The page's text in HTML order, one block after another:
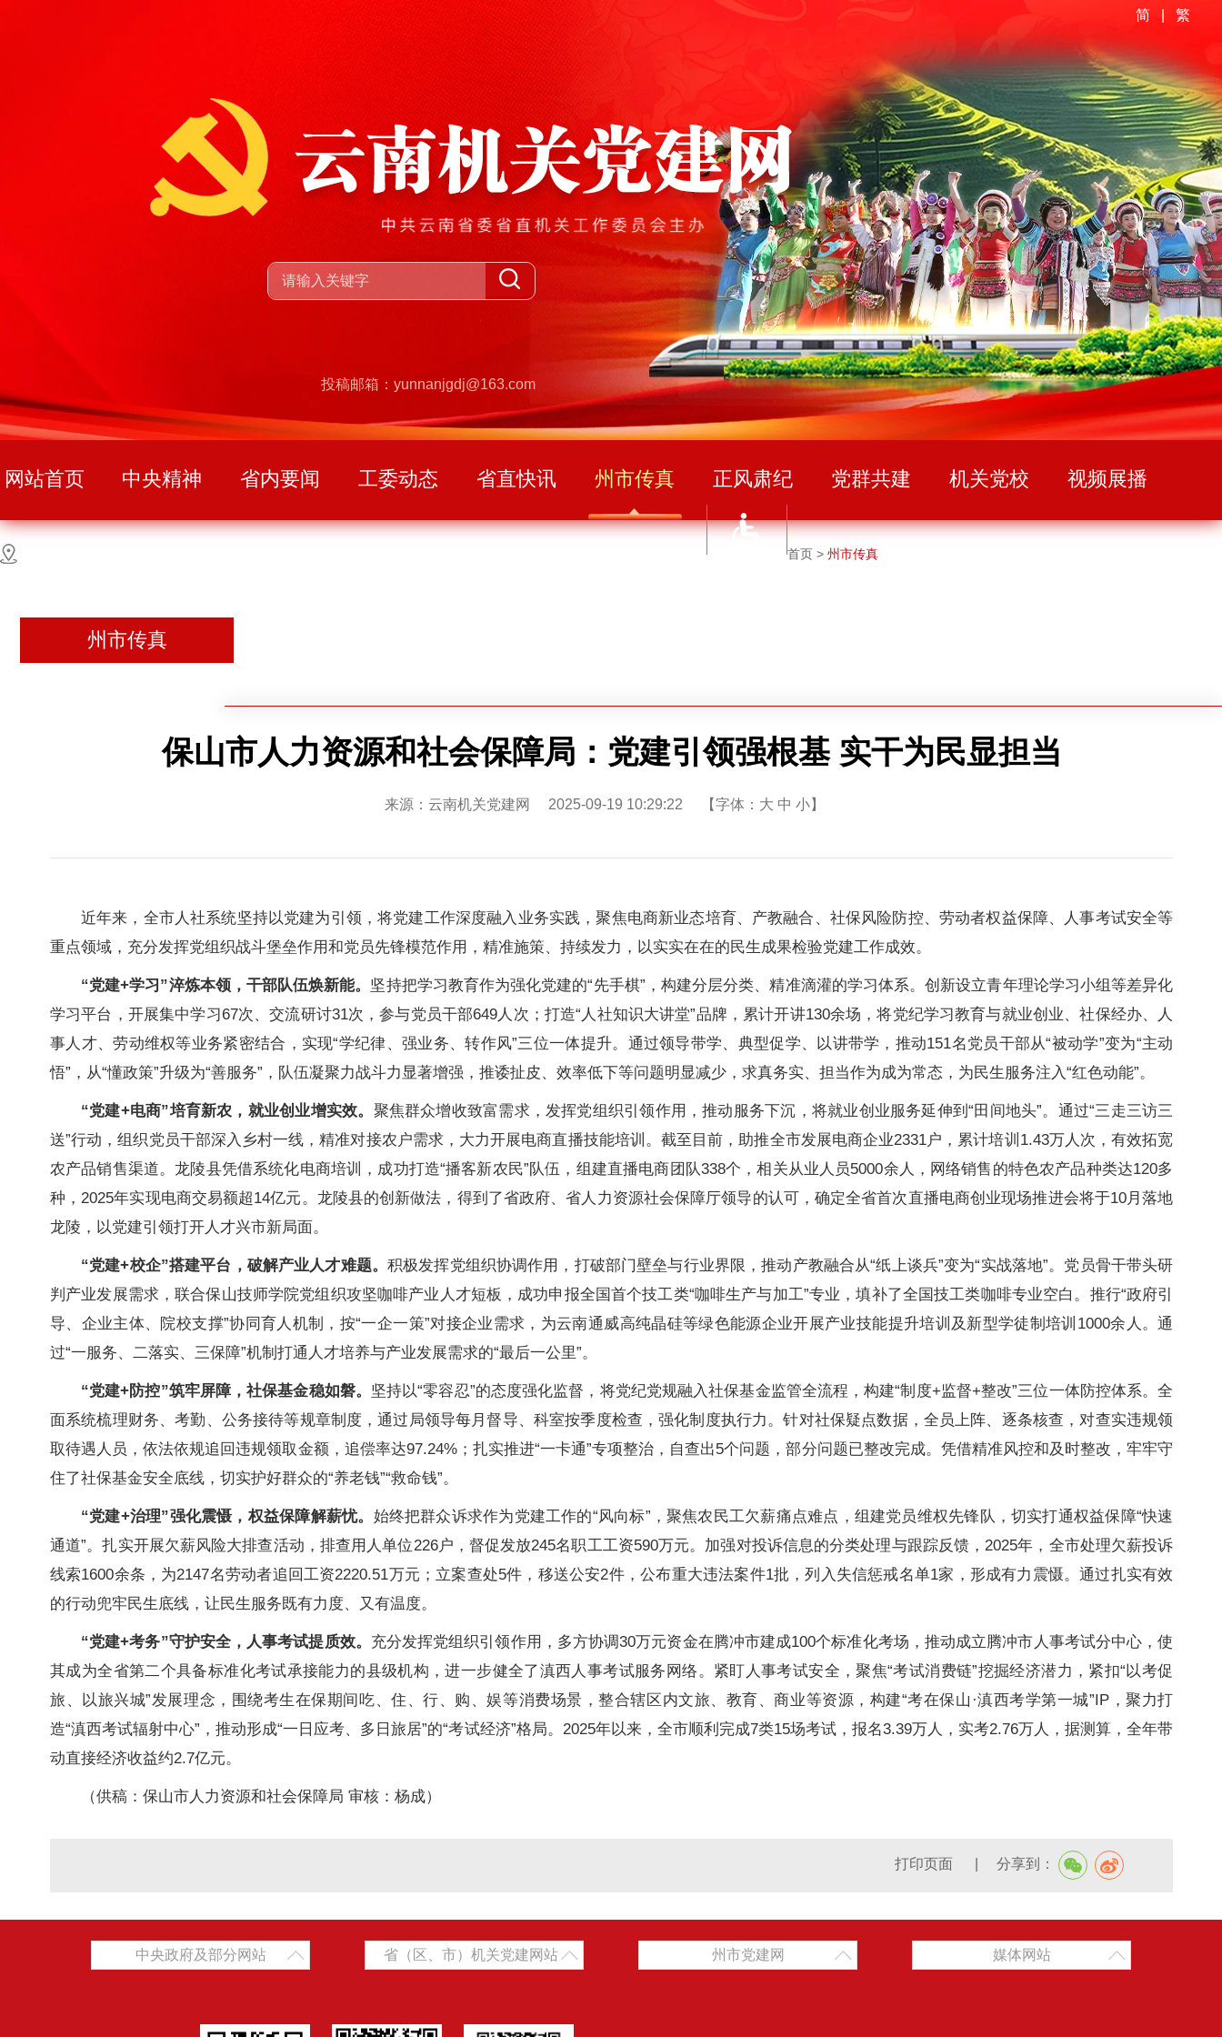
简 繁
投稿邮箱：yunnanjgdj@163.com
网站首页 中央精神 省内要闻 工委动态 省直快讯 州市传真 正风肃纪 党群共建 机关党校 视频展播
首页 > 州市传真
州市传真
保山市人力资源和社会保障局：党建引领强根基 实干为民显担当
来源：云南机关党建网 2025-09-19 10:29:22 【字体： 大 中 小】
近年来，全市人社系统坚持以党建为引领，将党建工作深度融入业务实践，聚焦电商新业态培育、产教融合、社保风险防控、劳动者权益保障、人事考试安全等
重点领域，充分发挥党组织战斗堡垒作用和党员先锋模范作用，精准施策、持续发力，以实实在在的民生成果检验党建工作成效。
“党建+学习”淬炼本领，干部队伍焕新能。 坚持把学习教育作为强化党建的“先手棋”，构建分层分类、精准滴灌的学习体系。创新设立青年理论学习小组等差异化
学习平台，开展集中学习67次、交流研讨31次，参与党员干部649人次；打造“人社知识大讲堂”品牌，累计开讲130余场，将党纪学习教育与就业创业、社保经办、人
事人才、劳动维权等业务紧密结合，实现“学纪律、强业务、转作风”三位一体提升。通过领导带学、典型促学、以讲带学，推动151名党员干部从“被动学”变为“主动
悟”，从“懂政策”升级为“善服务”，队伍凝聚力战斗力显著增强，推诿扯皮、效率低下等问题明显减少，求真务实、担当作为成为常态，为民生服务注入“红色动能”。
“党建+电商”培育新农，就业创业增实效。 聚焦群众增收致富需求，发挥党组织引领作用，推动服务下沉，将就业创业服务延伸到“田间地头”。通过“三走三访三
送”行动，组织党员干部深入乡村一线，精准对接农户需求，大力开展电商直播技能培训。截至目前，助推全市发展电商企业2331户，累计培训1.43万人次，有效拓宽
农产品销售渠道。龙陵县凭借系统化电商培训，成功打造“播客新农民”队伍，组建直播电商团队338个，相关从业人员5000余人，网络销售的特色农产品种类达120多
种，2025年实现电商交易额超14亿元。龙陵县的创新做法，得到了省政府、省人力资源社会保障厅领导的认可，确定全省首次直播电商创业现场推进会将于10月落地
龙陵，以党建引领打开人才兴市新局面。
“党建+校企”搭建平台，破解产业人才难题。 积极发挥党组织协调作用，打破部门壁垒与行业界限，推动产教融合从“纸上谈兵”变为“实战落地”。党员骨干带头研
判产业发展需求，联合保山技师学院党组织攻坚咖啡产业人才短板，成功申报全国首个技工类“咖啡生产与加工”专业，填补了全国技工类咖啡专业空白。推行“政府引
导、企业主体、院校支撑”协同育人机制，按“一企一策”对接企业需求，为云南通威高纯晶硅等绿色能源企业开展产业技能提升培训及新型学徒制培训1000余人。通
过“一服务、二落实、三保障”机制打通人才培养与产业发展需求的“最后一公里”。
“党建+防控”筑牢屏障，社保基金稳如磐。 坚持以“零容忍”的态度强化监督，将党纪党规融入社保基金监管全流程，构建“制度+监督+整改”三位一体防控体系。全
面系统梳理财务、考勤、公务接待等规章制度，通过局领导每月督导、科室按季度检查，强化制度执行力。针对社保疑点数据，全员上阵、逐条核查，对查实违规领
取待遇人员，依法依规追回违规领取金额，追偿率达97.24%；扎实推进“一卡通”专项整治，自查出5个问题，部分问题已整改完成。凭借精准风控和及时整改，牢牢守
住了社保基金安全底线，切实护好群众的“养老钱”“救命钱”。
“党建+治理”强化震慑，权益保障解薪忧。 始终把群众诉求作为党建工作的“风向标”，聚焦农民工欠薪痛点难点，组建党员维权先锋队，切实打通权益保障“快速
通道”。扎实开展欠薪风险大排查活动，排查用人单位226户，督促发放245名职工工资590万元。加强对投诉信息的分类处理与跟踪反馈，2025年，全市处理欠薪投诉
线索1600余条，为2147名劳动者追回工资2220.51万元；立案查处5件，移送公安2件，公布重大违法案件1批，列入失信惩戒名单1家，形成有力震慑。通过扎实有效
的行动兜牢民生底线，让民生服务既有力度、又有温度。
“党建+考务”守护安全，人事考试提质效。 充分发挥党组织引领作用，多方协调30万元资金在腾冲市建成100个标准化考场，推动成立腾冲市人事考试分中心，使
其成为全省第二个具备标准化考试承接能力的县级机构，进一步健全了滇西人事考试服务网络。紧盯人事考试安全，聚焦“考试消费链”挖掘经济潜力，紧扣“以考促
旅、以旅兴城”发展理念，围绕考生在保期间吃、住、行、购、娱等消费场景，整合辖区内文旅、教育、商业等资源，构建“考在保山·滇西考学第一城”IP，聚力打
造“滇西考试辐射中心”，推动形成“一日应考、多日旅居”的“考试经济”格局。2025年以来，全市顺利完成7类15场考试，报名3.39万人，实考2.76万人，据测算，全年带
动直接经济收益约2.7亿元。
（供稿：保山市人力资源和社会保障局 审核：杨成）
打印页面 分享到：
中央政府及部分网站 省（区、市）机关党建网站 州市党建网 媒体网站